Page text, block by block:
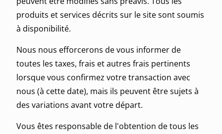
produits et services décrits sur le site sont soumis
à disponibilité.
Nous nous efforcerons de vous informer de
toutes les taxes, frais et autres frais pertinents
lorsque vous confirmez votre transaction avec
nous (à cette date), mais ils peuvent être sujets à
des variations avant votre départ.
Vous êtes responsable de l'obtention de tous les